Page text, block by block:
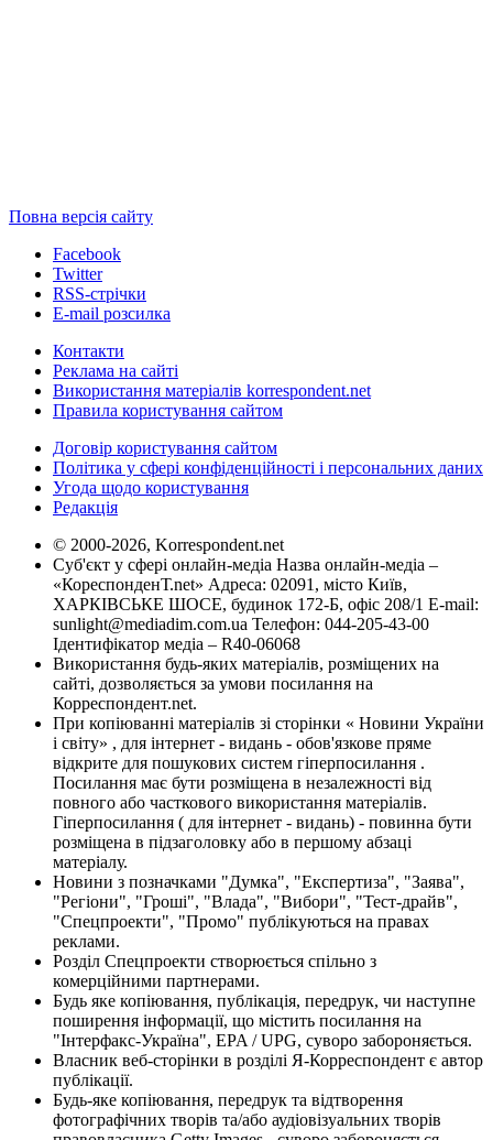
Повна версія сайту
Facebook
Twitter
RSS-стрічки
E-mail розсилка
Контакти
Реклама на сайті
Використання матеріалів korrespondent.net
Правила користування сайтом
Договір користування сайтом
Політика у сфері конфіденційності і персональних даних
Угода щодо користування
Редакція
© 2000-2026, Korrespondent.net
Суб'єкт у сфері онлайн-медіа Назва онлайн-медіа –
«КореспонденТ.net» Адреса: 02091, місто Київ,
ХАРКІВСЬКЕ ШОСЕ, будинок 172-Б, офіс 208/1 E-mail:
sunlight@mediadim.com.ua Телефон: 044-205-43-00
Ідентифікатор медіа – R40-06068
Використання будь-яких матеріалів, розміщених на
сайті, дозволяється за умови посилання на
Корреспондент.net.
При копіюванні матеріалів зі сторінки « Новини України
і світу» , для інтернет - видань - обов'язкове пряме
відкрите для пошукових систем гіперпосилання .
Посилання має бути розміщена в незалежності від
повного або часткового використання матеріалів.
Гіперпосилання ( для інтернет - видань) - повинна бути
розміщена в підзаголовку або в першому абзаці
матеріалу.
Новини з позначками "Думка", "Експертиза", "Заява",
"Регіони", "Гроші", "Влада", "Вибори", "Тест-драйв",
"Спецпроекти", "Промо" публікуються на правах
реклами.
Розділ Спецпроекти створюється спільно з
комерційними партнерами.
Будь яке копіювання, публікація, передрук, чи наступне
поширення інформації, що містить посилання на
"Інтерфакс-Україна", EPA / UPG, суворо забороняється.
Власник веб-сторінки в розділі Я-Корреспондент є автор
публікації.
Будь-яке копіювання, передрук та відтворення
фотографічних творів та/або аудіовізуальних творів